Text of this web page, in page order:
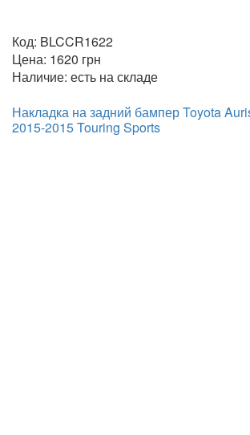
Код: BLCCR1622
Цена: 1620 грн
Наличие: есть на складе
Накладка на задний бампер Toyota
2015-2015 Touring Sports